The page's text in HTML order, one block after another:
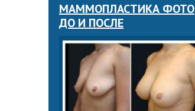
МАММОПЛАСТИКА ФОТО
ДО И ПОСЛЕ